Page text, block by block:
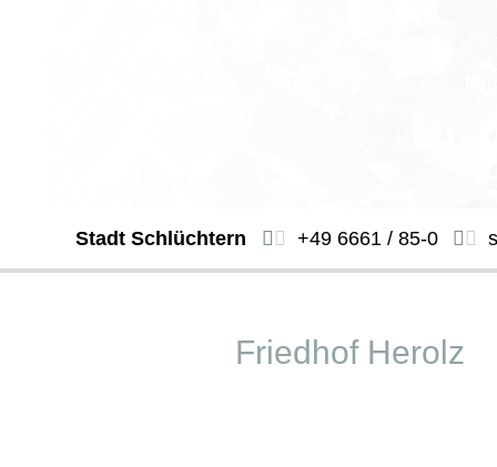
Stadt Schlüchtern +49 6661 / 85-0
Friedhof Herolz